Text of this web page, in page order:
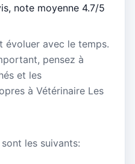
note moyenne 4.7/5
évoluer avec le temps.
pensez à
et les
à Vétérinaire Les
les suivants: